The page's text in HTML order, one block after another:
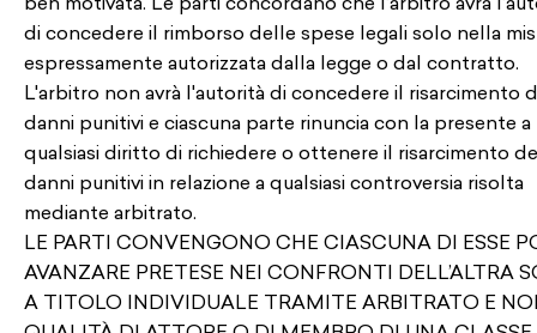
ben motivata. Le parti concordano che l'arbitro avrà
di concedere il rimborso delle spese legali solo nella
espressamente autorizzata dalla legge o dal contratto.
L'arbitro non avrà l'autorità di concedere il risarcimento
danni punitivi e ciascuna parte rinuncia con la presente a
qualsiasi diritto di richiedere o ottenere il risarcimento
danni punitivi in relazione a qualsiasi controversia risolta
mediante arbitrato.
LE PARTI CONVENGONO CHE CIASCUNA DI ESSE
AVANZARE PRETESE NEI CONFRONTI DELL’ALTRA
A TITOLO INDIVIDUALE TRAMITE ARBITRATO E